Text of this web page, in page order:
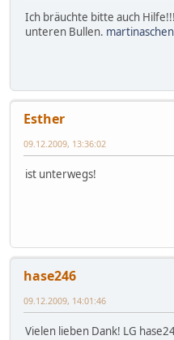
Ich bräuchte bitte auch
unteren Bullen.
Esther
09.12.2009, 13:36:02
ist unterwegs!
hase246
09.12.2009, 14:01:46
Vielen lieben Dank! LG